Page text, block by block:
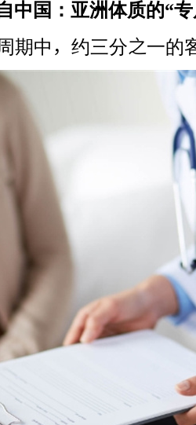
中国：亚洲体质的“
期中，约三分之一的